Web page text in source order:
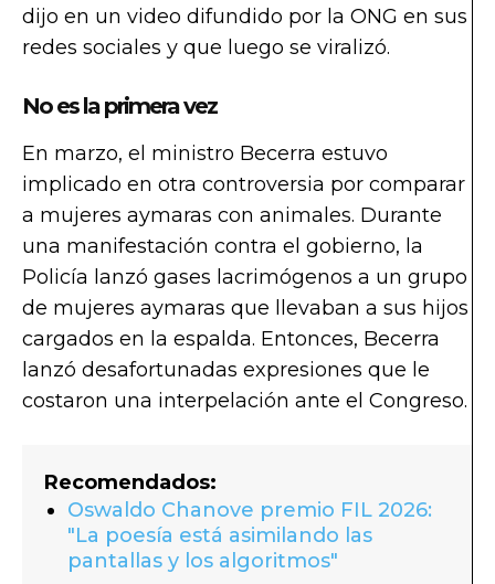
dijo en un video difundido por la ONG en sus
redes sociales y que luego se viralizó.
No es la primera vez
En marzo, el ministro Becerra estuvo
implicado en otra controversia por comparar
a mujeres aymaras con animales. Durante
una manifestación contra el gobierno, la
Policía lanzó gases lacrimógenos a un grupo
de mujeres aymaras que llevaban a sus hijos
cargados en la espalda. Entonces, Becerra
lanzó desafortunadas expresiones que le
costaron una interpelación ante el Congreso.
Recomendados:
Oswaldo Chanove premio FIL 2026:
"La poesía está asimilando las
pantallas y los algoritmos"